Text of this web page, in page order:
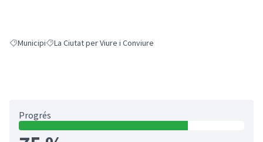
Resultats en filtrar per: Municipi
MunicipiResultats en filtrar per: La Ciutat per Viure i Conviure
La Ciutat per Viure i Conviure
Progrés